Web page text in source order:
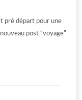
pré départ pour une
post “voyage”